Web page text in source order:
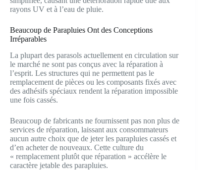
rayons UV et à l’eau de pluie.
Beaucoup de Parapluies Ont des Conceptions
Irréparables
La plupart des parasols actuellement en circulation sur
le marché ne sont pas conçus avec la réparation à
l’esprit. Les structures qui ne permettent pas le
remplacement de pièces ou les composants fixés avec
des adhésifs spéciaux rendent la réparation impossible
une fois cassés.
Beaucoup de fabricants ne fournissent pas non plus de
services de réparation, laissant aux consommateurs
aucun autre choix que de jeter les parapluies cassés et
d’en acheter de nouveaux. Cette culture du
« remplacement plutôt que réparation » accélère le
caractère jetable des parapluies.